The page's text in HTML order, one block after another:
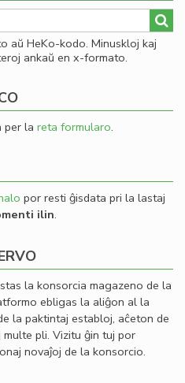
aŭ HeKo-kodo. Minuskloj kaj
ankaŭ en x-formato.
per la reta formularo.
por resti ĝisdata pri la lastaj
ilin.
la konsorcia magazeno de la
ebligas la aliĝon al la
la paktintaj establoj, aĉeton de
pli. Vizitu ĝin tuj por
novaĵoj de la konsorcio.